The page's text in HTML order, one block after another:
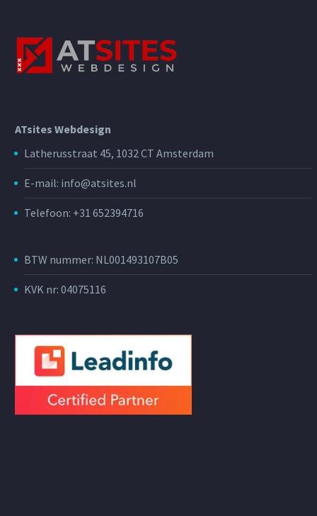
ATsites Webdesign
Latherusstraat 45, 1032 CT Amsterdam
E-mail: info@atsites.nl
Telefoon: +31 652394716
BTW nummer: NL001493107B05
KVK nr: 04075116